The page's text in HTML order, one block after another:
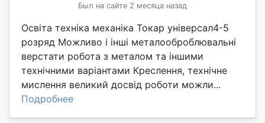
Был на сайте 2 месяца назад
Освіта техніка механіка Токар універсал4-5
розряд Можливо і інші металооброблювальні
верстати робота з металом та іншими
технічними варіантами Креслення, технічне
мислення великий досвід роботи можли...
Подробнее